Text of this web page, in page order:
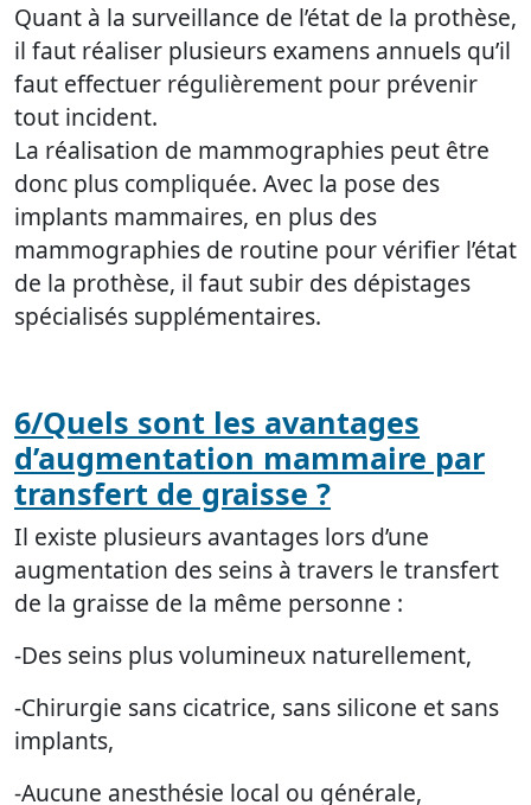
Quant à la surveillance de l’état de la prothèse,
il faut réaliser plusieurs examens annuels qu’il
faut effectuer régulièrement pour prévenir
tout incident.
La réalisation de mammographies peut être
donc plus compliquée. Avec la pose des
implants mammaires, en plus des
mammographies de routine pour vérifier l’état
de la prothèse, il faut subir des dépistages
spécialisés supplémentaires.
6/Quels sont les avantages
d’augmentation mammaire par
transfert de graisse ?
Il existe plusieurs avantages lors d’une
augmentation des seins à travers le transfert
de la graisse de la même personne :
-Des seins plus volumineux naturellement,
-Chirurgie sans cicatrice, sans silicone et sans
implants,
-Aucune anesthésie local ou générale,